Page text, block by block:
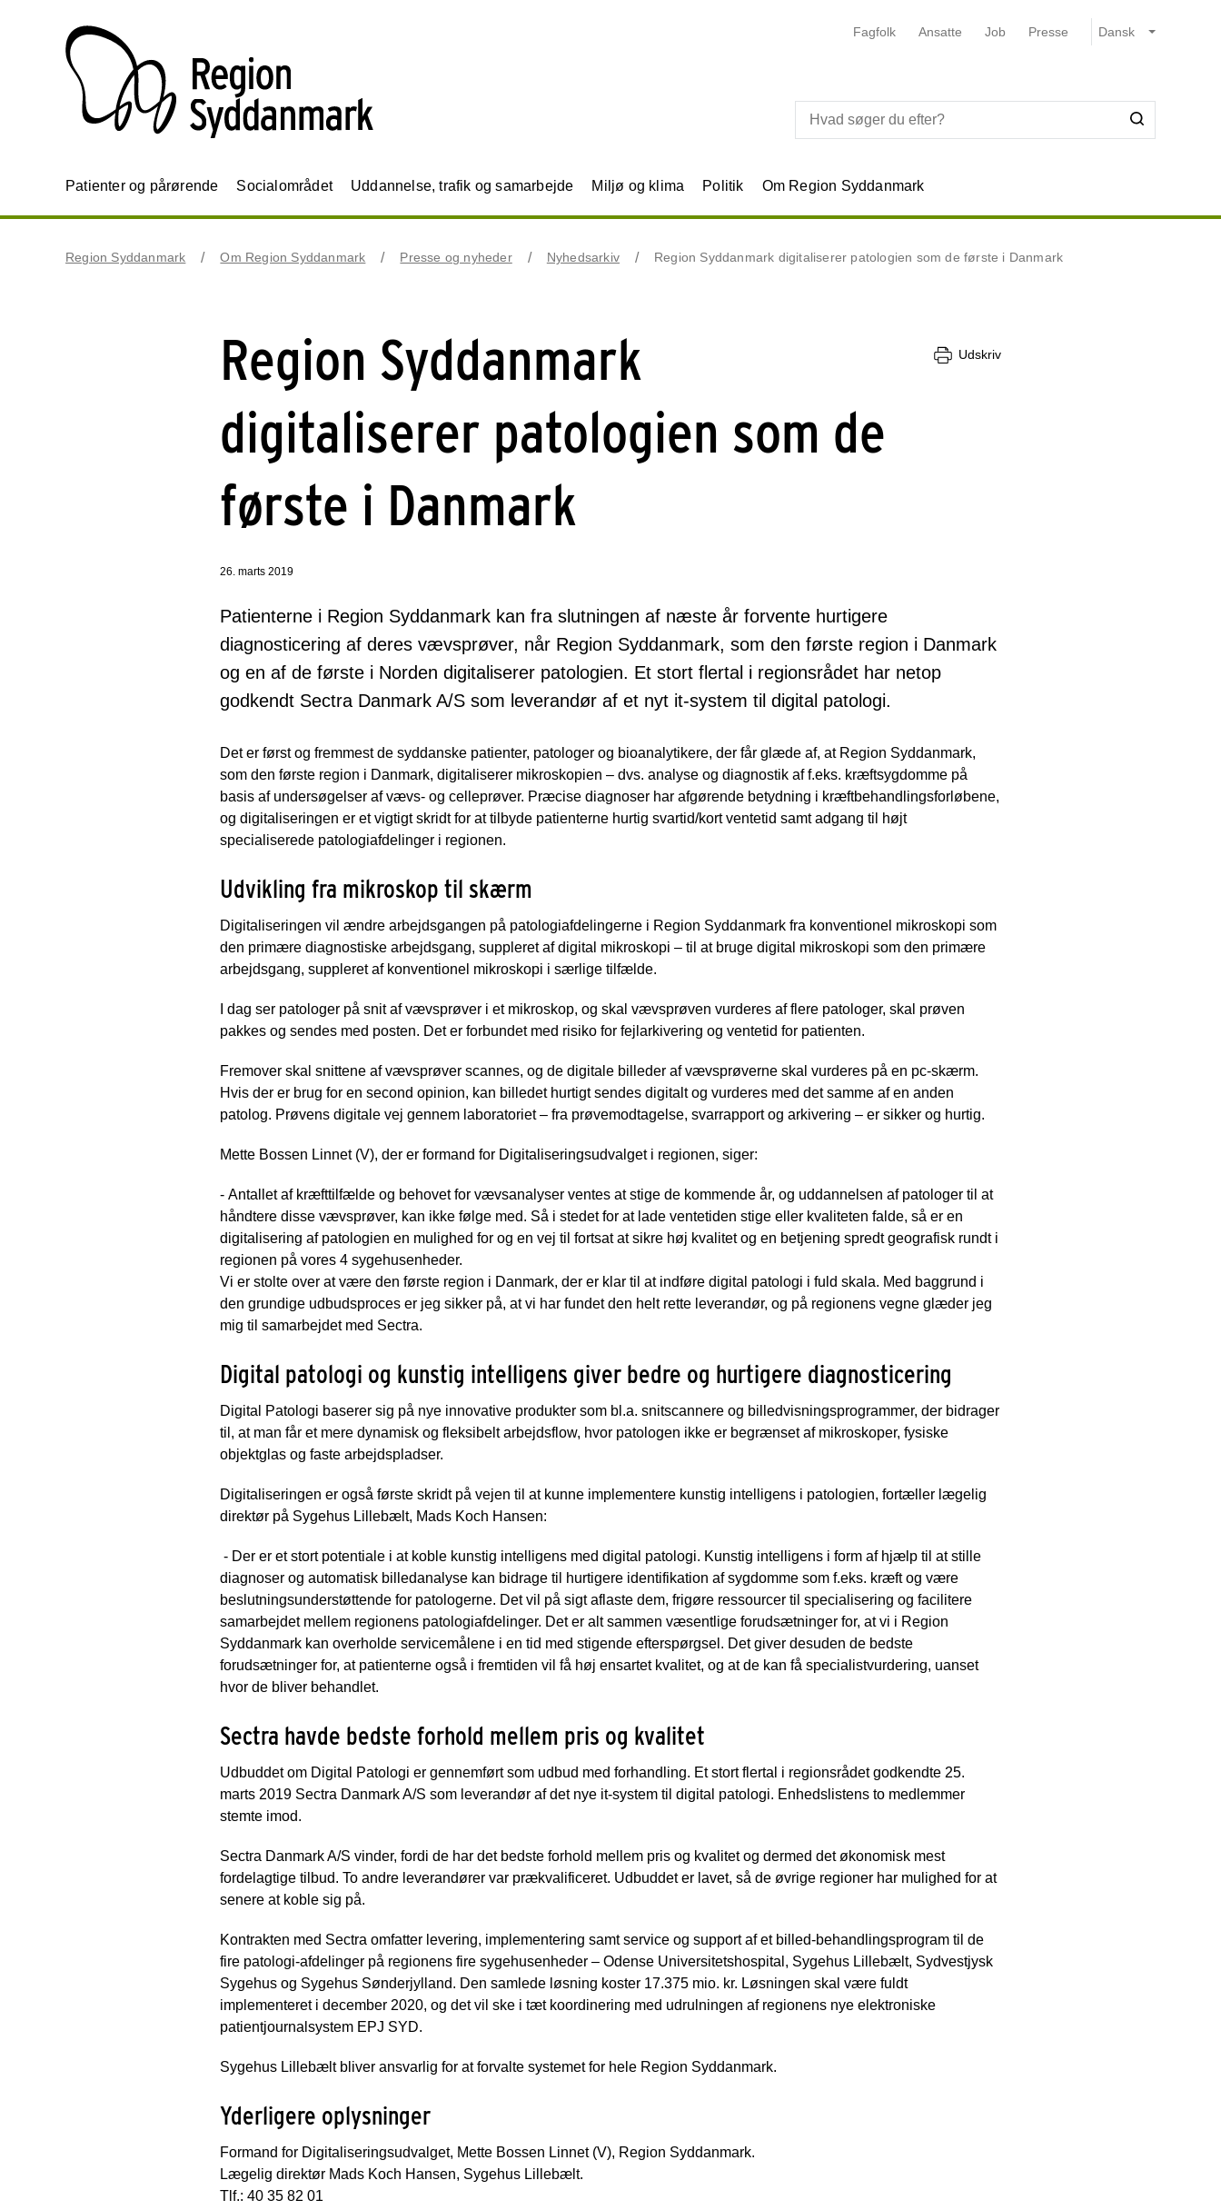
Fagfolk Ansatte Job Presse
Patienter og pårørende Socialområdet Uddannelse, trafik og samarbejde Miljø og klima Politik Om Region Syddanmark
Region Syddanmark Om Region Syddanmark Presse og nyheder Nyhedsarkiv Region Syddanmark digitaliserer patologien som de første i Danmark
Region Syddanmark
digitaliserer patologien som de
første i Danmark
Udskriv
26. marts 2019
Patienterne i Region Syddanmark kan fra slutningen af næste år forvente hurtigere
diagnosticering af deres vævsprøver, når Region Syddanmark, som den første region i Danmark
og en af de første i Norden digitaliserer patologien. Et stort flertal i regionsrådet har netop
godkendt Sectra Danmark A/S som leverandør af et nyt it-system til digital patologi.
Det er først og fremmest de syddanske patienter, patologer og bioanalytikere, der får glæde af, at Region Syddanmark,
som den første region i Danmark, digitaliserer mikroskopien – dvs. analyse og diagnostik af f.eks. kræftsygdomme på
basis af undersøgelser af vævs- og celleprøver. Præcise diagnoser har afgørende betydning i kræftbehandlingsforløbene,
og digitaliseringen er et vigtigt skridt for at tilbyde patienterne hurtig svartid/kort ventetid samt adgang til højt
specialiserede patologiafdelinger i regionen.
Udvikling fra mikroskop til skærm
Digitaliseringen vil ændre arbejdsgangen på patologiafdelingerne i Region Syddanmark fra konventionel mikroskopi som
den primære diagnostiske arbejdsgang, suppleret af digital mikroskopi – til at bruge digital mikroskopi som den primære
arbejdsgang, suppleret af konventionel mikroskopi i særlige tilfælde.
I dag ser patologer på snit af vævsprøver i et mikroskop, og skal vævsprøven vurderes af flere patologer, skal prøven
pakkes og sendes med posten. Det er forbundet med risiko for fejlarkivering og ventetid for patienten.
Fremover skal snittene af vævsprøver scannes, og de digitale billeder af vævsprøverne skal vurderes på en pc-skærm.
Hvis der er brug for en second opinion, kan billedet hurtigt sendes digitalt og vurderes med det samme af en anden
patolog. Prøvens digitale vej gennem laboratoriet – fra prøvemodtagelse, svarrapport og arkivering – er sikker og hurtig.
Mette Bossen Linnet (V), der er formand for Digitaliseringsudvalget i regionen, siger:
- Antallet af kræfttilfælde og behovet for vævsanalyser ventes at stige de kommende år, og uddannelsen af patologer til at
håndtere disse vævsprøver, kan ikke følge med. Så i stedet for at lade ventetiden stige eller kvaliteten falde, så er en
digitalisering af patologien en mulighed for og en vej til fortsat at sikre høj kvalitet og en betjening spredt geografisk rundt i
regionen på vores 4 sygehusenheder.
Vi er stolte over at være den første region i Danmark, der er klar til at indføre digital patologi i fuld skala. Med baggrund i
den grundige udbudsproces er jeg sikker på, at vi har fundet den helt rette leverandør, og på regionens vegne glæder jeg
mig til samarbejdet med Sectra.
Digital patologi og kunstig intelligens giver bedre og hurtigere diagnosticering
Digital Patologi baserer sig på nye innovative produkter som bl.a. snitscannere og billedvisningsprogrammer, der bidrager
til, at man får et mere dynamisk og fleksibelt arbejdsflow, hvor patologen ikke er begrænset af mikroskoper, fysiske
objektglas og faste arbejdspladser.
Digitaliseringen er også første skridt på vejen til at kunne implementere kunstig intelligens i patologien, fortæller lægelig
direktør på Sygehus Lillebælt, Mads Koch Hansen:
- Der er et stort potentiale i at koble kunstig intelligens med digital patologi. Kunstig intelligens i form af hjælp til at stille
diagnoser og automatisk billedanalyse kan bidrage til hurtigere identifikation af sygdomme som f.eks. kræft og være
beslutningsunderstøttende for patologerne. Det vil på sigt aflaste dem, frigøre ressourcer til specialisering og facilitere
samarbejdet mellem regionens patologiafdelinger. Det er alt sammen væsentlige forudsætninger for, at vi i Region
Syddanmark kan overholde servicemålene i en tid med stigende efterspørgsel. Det giver desuden de bedste
forudsætninger for, at patienterne også i fremtiden vil få høj ensartet kvalitet, og at de kan få specialistvurdering, uanset
hvor de bliver behandlet.
Sectra havde bedste forhold mellem pris og kvalitet
Udbuddet om Digital Patologi er gennemført som udbud med forhandling. Et stort flertal i regionsrådet godkendte 25.
marts 2019 Sectra Danmark A/S som leverandør af det nye it-system til digital patologi. Enhedslistens to medlemmer
stemte imod.
Sectra Danmark A/S vinder, fordi de har det bedste forhold mellem pris og kvalitet og dermed det økonomisk mest
fordelagtige tilbud. To andre leverandører var prækvalificeret. Udbuddet er lavet, så de øvrige regioner har mulighed for at
senere at koble sig på.
Kontrakten med Sectra omfatter levering, implementering samt service og support af et billed-behandlingsprogram til de
fire patologi-afdelinger på regionens fire sygehusenheder – Odense Universitetshospital, Sygehus Lillebælt, Sydvestjysk
Sygehus og Sygehus Sønderjylland. Den samlede løsning koster 17.375 mio. kr. Løsningen skal være fuldt
implementeret i december 2020, og det vil ske i tæt koordinering med udrulningen af regionens nye elektroniske
patientjournalsystem EPJ SYD.
Sygehus Lillebælt bliver ansvarlig for at forvalte systemet for hele Region Syddanmark.
Yderligere oplysninger
Formand for Digitaliseringsudvalget, Mette Bossen Linnet (V), Region Syddanmark.
Lægelig direktør Mads Koch Hansen, Sygehus Lillebælt.
Tlf.: 40 35 82 01